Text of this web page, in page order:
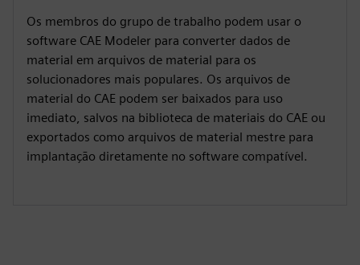
Os membros do grupo de trabalho podem usar o
software CAE Modeler para converter dados de
material em arquivos de material para os
solucionadores mais populares. Os arquivos de
material do CAE podem ser baixados para uso
imediato, salvos na biblioteca de materiais do CAE ou
exportados como arquivos de material mestre para
implantação diretamente no software compatível.